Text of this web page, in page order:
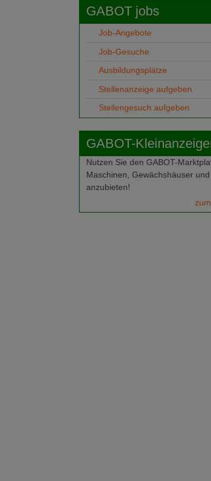
GABOT jobs
Job-Angebote
Job-Gesuche
Ausbildungsplätze
Stellenanzeige aufgeben
Stellengesuch aufgeben
GABOT-
Nutzen Sie den GABOT-
Maschinen, Gewächshäuser
anzubieten!